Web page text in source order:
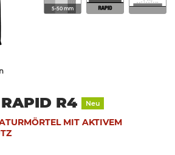
R4 Neu
MIT AKTIVEM
5-50 mm